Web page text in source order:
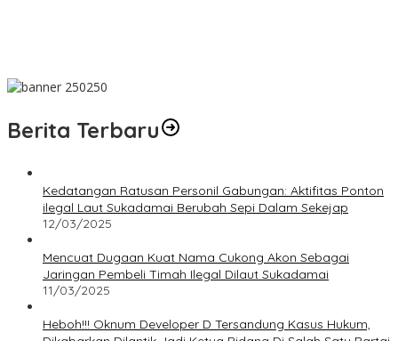
Berita Terbaru
Kedatangan Ratusan Personil Gabungan: Aktifitas Ponton
ilegal Laut Sukadamai Berubah Sepi Dalam Sekejap
12/03/2025
Mencuat Dugaan Kuat Nama Cukong Akon Sebagai
Jaringan Pembeli Timah Ilegal Dilaut Sukadamai
11/03/2025
Heboh!!! Oknum Developer D Tersandung Kasus Hukum,